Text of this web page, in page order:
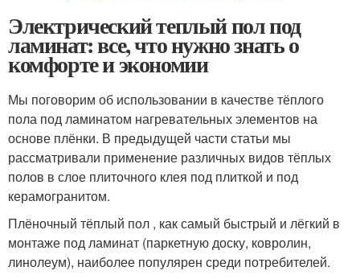
Электрический теплый пол под
ламинат: все, что нужно знать о
комфорте и экономии
Мы поговорим об использовании в качестве тёплого
пола под ламинатом нагревательных элементов на
основе плёнки. В предыдущей части статьи мы
рассматривали применение различных видов тёплых
полов в слое плиточного клея под плиткой и под
керамогранитом.
Плёночный тёплый пол , как самый быстрый и лёгкий в
монтаже под ламинат (паркетную доску, ковролин,
линолеум), наиболее популярен среди потребителей.